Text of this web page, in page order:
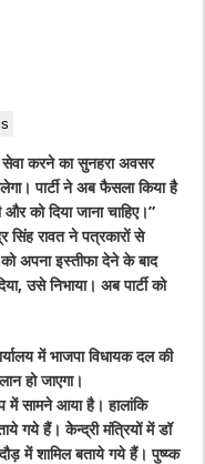
सेवा करने का सुनहरा अवसर
पार्टी ने अब फैसला किया है
को दिया जाना चाहिए।”
सिंह रावत ने पत्रकारों से
को अपना इस्तीफा देने के बाद
उसे निभाया। अब पार्टी को
में भाजपा विधायक दल की
हो जाएगा।
में सामने आया है। हालांकि
गये हैं। केेन्द्री मंत्रियों में डॉ
में शामिल बताये गये हैं। पुष्य्क